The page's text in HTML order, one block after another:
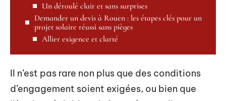
Un déroulé clair et sans surprises
Demander un devis à Rouen : les étapes clés pour un
projet solaire réussi sans pièges
Allier exigence et clarté
Il n’est pas rare non plus que des conditions
d’engagement soient exigées, ou bien que